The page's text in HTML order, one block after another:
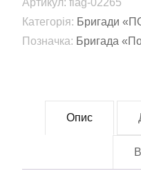
прикордонний
загін
ім.
полковника
Артикул: flag-02265
Категорія: Бригади
Позначка: Бригада
Опис